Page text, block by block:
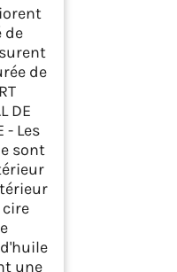
de
de
DE
- Les
sont
cire
une